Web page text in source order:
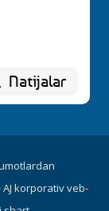
AJ korporativ veb-